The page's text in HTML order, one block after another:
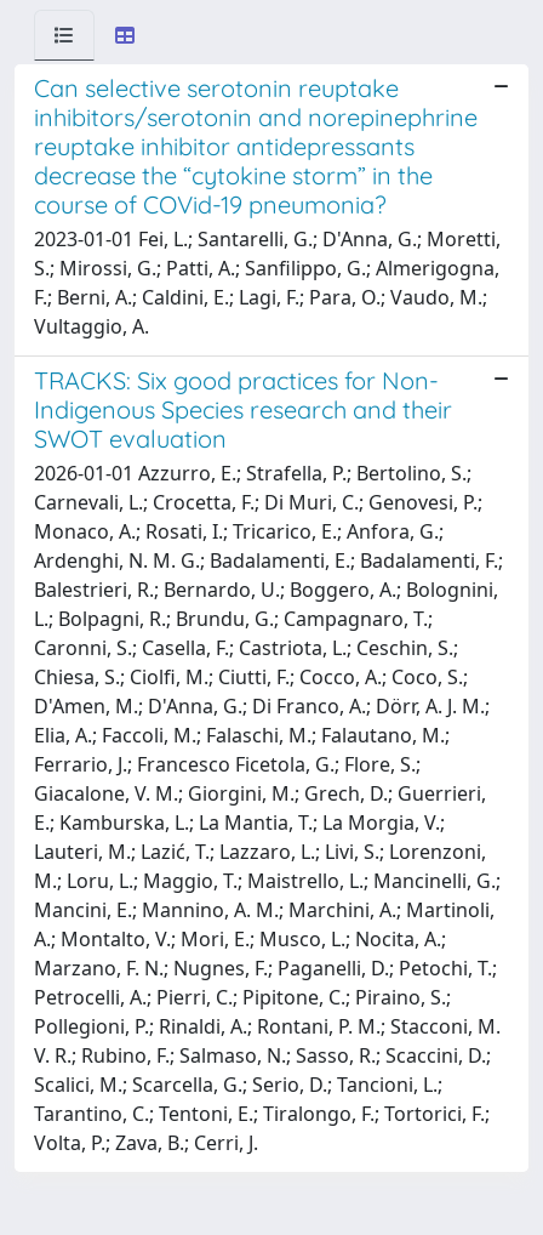
Can selective serotonin reuptake
inhibitors/serotonin and norepinephrine
reuptake inhibitor antidepressants
decrease the “cytokine storm” in the
course of COVid-19 pneumonia?
2023-01-01 Fei, L.; Santarelli, G.; D'Anna, G.; Moretti,
S.; Mirossi, G.; Patti, A.; Sanfilippo, G.; Almerigogna,
F.; Berni, A.; Caldini, E.; Lagi, F.; Para, O.; Vaudo, M.;
Vultaggio, A.
TRACKS: Six good practices for Non-
Indigenous Species research and their
SWOT evaluation
2026-01-01 Azzurro, E.; Strafella, P.; Bertolino, S.;
Carnevali, L.; Crocetta, F.; Di Muri, C.; Genovesi, P.;
Monaco, A.; Rosati, I.; Tricarico, E.; Anfora, G.;
Ardenghi, N. M. G.; Badalamenti, E.; Badalamenti, F.;
Balestrieri, R.; Bernardo, U.; Boggero, A.; Bolognini,
L.; Bolpagni, R.; Brundu, G.; Campagnaro, T.;
Caronni, S.; Casella, F.; Castriota, L.; Ceschin, S.;
Chiesa, S.; Ciolfi, M.; Ciutti, F.; Cocco, A.; Coco, S.;
D'Amen, M.; D'Anna, G.; Di Franco, A.; Dörr, A. J. M.;
Elia, A.; Faccoli, M.; Falaschi, M.; Falautano, M.;
Ferrario, J.; Francesco Ficetola, G.; Flore, S.;
Giacalone, V. M.; Giorgini, M.; Grech, D.; Guerrieri,
E.; Kamburska, L.; La Mantia, T.; La Morgia, V.;
Lauteri, M.; Lazić, T.; Lazzaro, L.; Livi, S.; Lorenzoni,
M.; Loru, L.; Maggio, T.; Maistrello, L.; Mancinelli, G.;
Mancini, E.; Mannino, A. M.; Marchini, A.; Martinoli,
A.; Montalto, V.; Mori, E.; Musco, L.; Nocita, A.;
Marzano, F. N.; Nugnes, F.; Paganelli, D.; Petochi, T.;
Petrocelli, A.; Pierri, C.; Pipitone, C.; Piraino, S.;
Pollegioni, P.; Rinaldi, A.; Rontani, P. M.; Stacconi, M.
V. R.; Rubino, F.; Salmaso, N.; Sasso, R.; Scaccini, D.;
Scalici, M.; Scarcella, G.; Serio, D.; Tancioni, L.;
Tarantino, C.; Tentoni, E.; Tiralongo, F.; Tortorici, F.;
Volta, P.; Zava, B.; Cerri, J.